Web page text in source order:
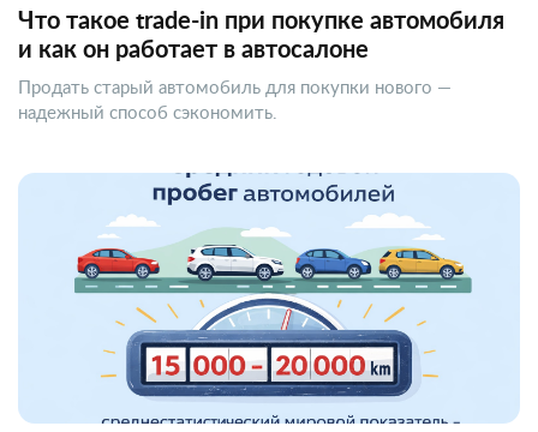
Что такое trade-in при покупке автомобиля
и как он работает в автосалоне
Продать старый автомобиль для покупки нового —
надежный способ сэкономить.